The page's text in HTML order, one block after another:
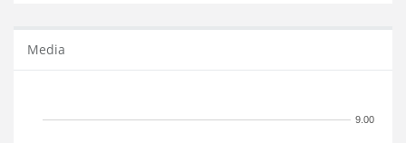
Media
9.00